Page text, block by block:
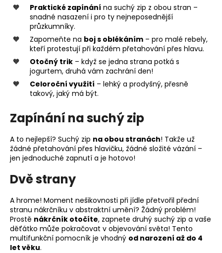
Praktické zapínání na suchý zip z obou stran –
snadné nasazení i pro ty nejneposednější
průzkumníky.
Zapomeňte na boj s oblékáním – pro malé rebely,
kteří protestují při každém přetahování přes hlavu.
Otočný trik – když se jedna strana potká s
jogurtem, druhá vám zachrání den!
Celoroční využití – lehký a prodyšný, přesně
takový, jaký má být.
Zapínání na suchý zip
A to nejlepší? Suchý zip na obou stranách! Takže už
žádné přetahování přes hlavičku, žádné složité vázání –
jen jednoduché zapnutí a je hotovo!
Dvě strany
A hrome! Moment nešikovnosti při jídle přetvořil přední
stranu nákrčníku v abstraktní umění? Žádný problém!
Prostě nákrčník otočíte, zapnete druhý suchý zip a vaše
děťátko může pokračovat v objevování světa! Tento
multifunkční pomocník je vhodný od narození až do 4
let věku.